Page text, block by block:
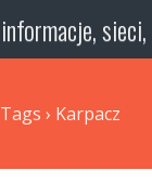
Tags › Karpacz